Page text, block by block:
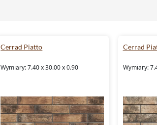
Cerrad Piatto
Wymiary: 7.40 x 30.00 x 0.90
Cerrad
Wymiary: